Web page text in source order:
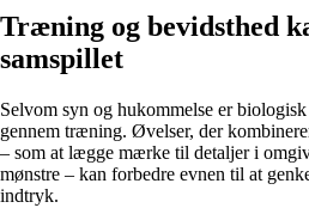
Træning og bevidsthed
samspillet
Selvom syn og hukommelse er
gennem træning. Øvelser, der
– som at lægge mærke til detaljer i
mønstre – kan forbedre evnen til at
indtryk.